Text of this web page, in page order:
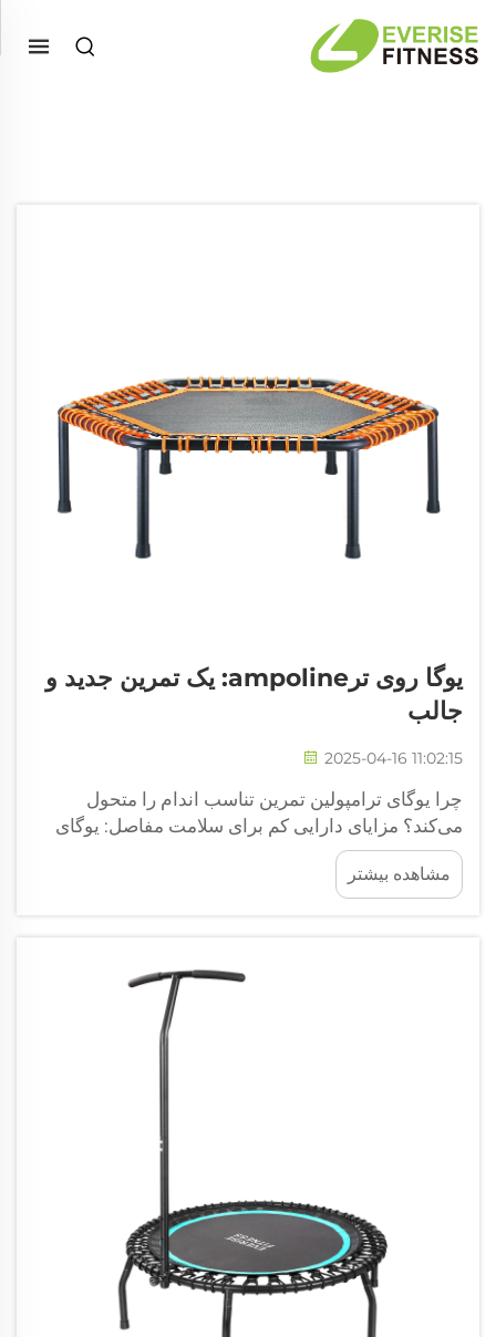
یوگا روی ترampoline: یک تمرین جدید و
جالب
2025-04-16 11:02:15
چرا یوگای ترامپولین تمرین تناسب اندام را متحول
می‌کند؟ مزایای دارایی کم برای سلامت مفاصل: یوگای
ترامپولین در واقع یک تمرین است که فشار زیادی روی
بدن وارد نمی‌کند، به خصوص اینکه سطح پرشی آن فشار
بیشتری را از مفاصل دردناک بدن کم می‌کند. ...
مشاهده بیشتر